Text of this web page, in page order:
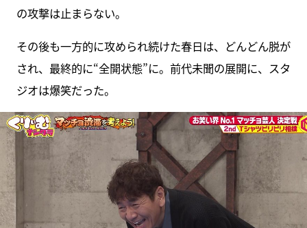
の攻撃は止まらない。
その後も一方的に攻められ続けた春日は、どんどん脱が
され、最終的に“全開状態”に。前代未聞の展開に、スタ
ジオは爆笑だった。